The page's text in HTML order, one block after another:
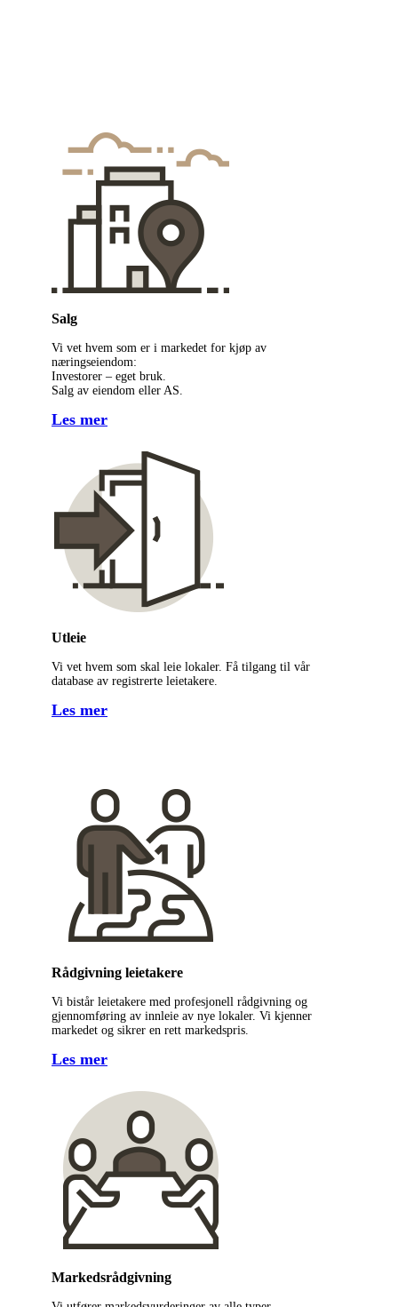
Salg
Vi vet hvem som er i markedet for kjøp av
næringseiendom:
Investorer – eget bruk.
Salg av eiendom eller AS.
Les mer
Utleie
Vi vet hvem som skal leie lokaler. Få tilgang til vår
database av registrerte leietakere.
Les mer
Rådgivning leietakere
Vi bistår leietakere med profesjonell rådgivning og
gjennomføring av innleie av nye lokaler. Vi kjenner
markedet og sikrer en rett markedspris.
Les mer
Markedsrådgivning